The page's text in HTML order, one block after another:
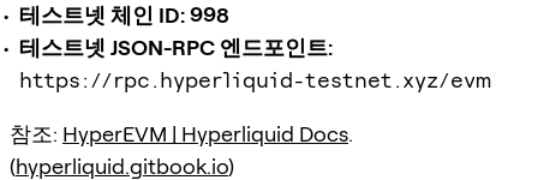
테스트넷 체인 ID: 998
테스트넷 JSON-RPC 엔드포인트:
https://rpc.hyperliquid-testnet.xyz/evm
참조: HyperEVM | Hyperliquid Docs.
(hyperliquid.gitbook.io)